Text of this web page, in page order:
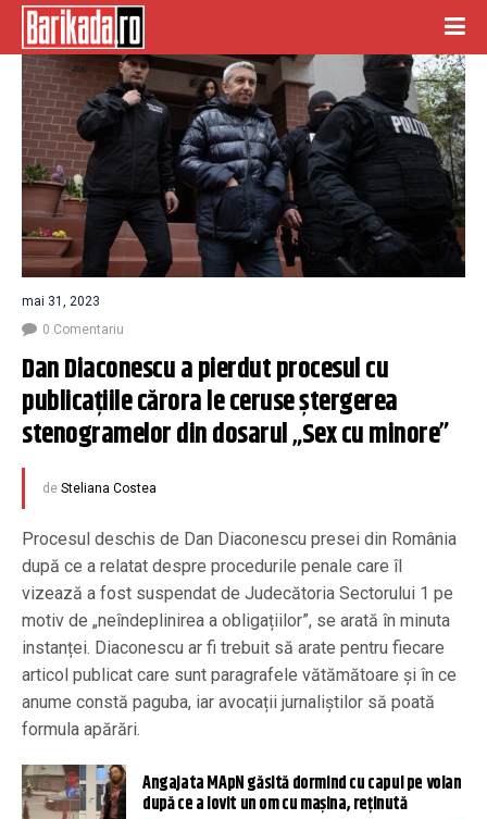
mai 31, 2023
0 Comentariu
Dan Diaconescu a pierdut procesul cu
publicațiile cărora le ceruse ștergerea
stenogramelor din dosarul „Sex cu minore”
de Steliana Costea
Procesul deschis de Dan Diaconescu presei din România
după ce a relatat despre procedurile penale care îl
vizează a fost suspendat de Judecătoria Sectorului 1 pe
motiv de „neîndeplinirea a obligațiilor”, se arată în minuta
instanței. Diaconescu ar fi trebuit să arate pentru fiecare
articol publicat care sunt paragrafele vătămătoare și în ce
anume constă paguba, iar avocații jurnaliștilor să poată
formula apărări.
Angajata MApN găsită dormind cu capul pe volan
după ce a lovit un om cu maşina, reţinută